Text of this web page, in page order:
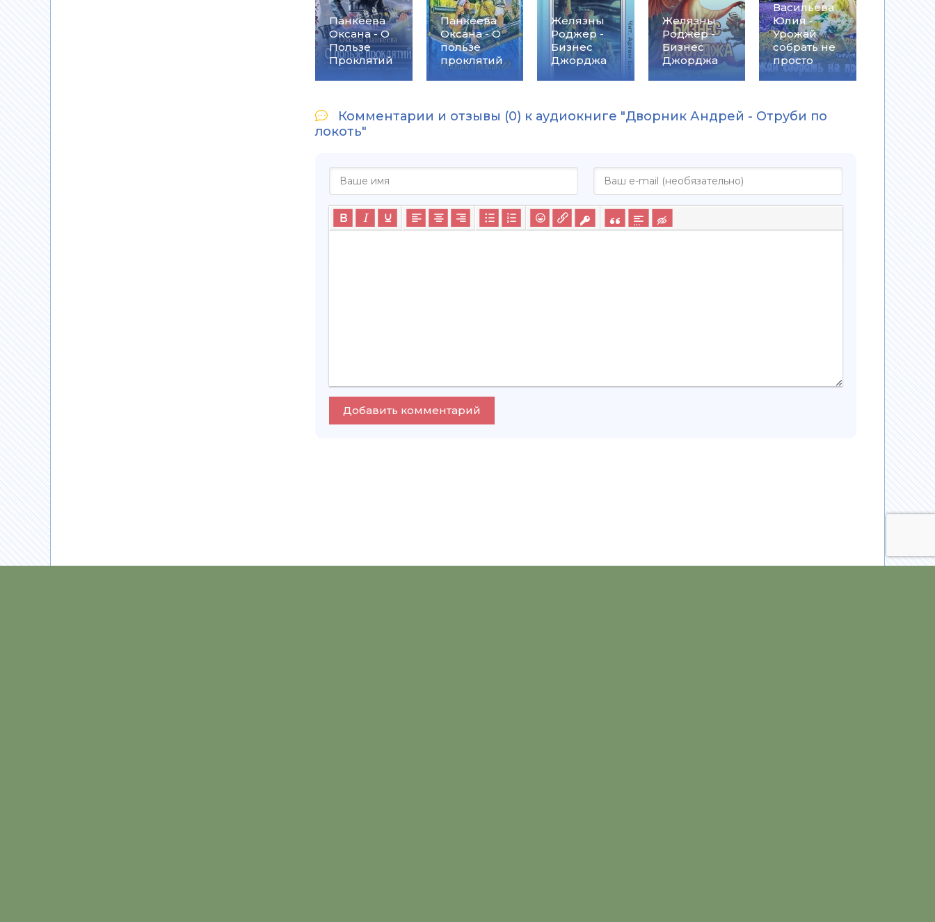
Панкеева
Оксана - О
Пользе
Проклятий
Панкеева
Оксана - О
пользе
проклятий
Желязны
Роджер -
Бизнес
Джорджа
Желязны
Роджер -
Бизнес
Джорджа
Васильева
Юлия -
Урожай
собрать не
просто
Комментарии и отзывы (0) к аудиокниге "Дворник Андрей - Отруби по
локоть"
Добавить комментарий